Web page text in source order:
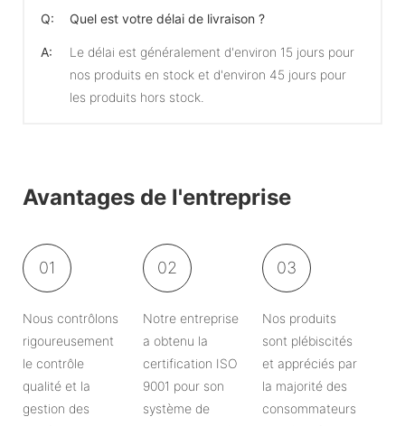
Q: Quel est votre délai de livraison ?
A:
Le délai est généralement d'environ 15 jours pour
nos produits en stock et d'environ 45 jours pour
les produits hors stock.
Avantages de l'entreprise
01
Nous contrôlons
rigoureusement
le contrôle
qualité et la
gestion des
02
Notre entreprise
a obtenu la
certification ISO
9001 pour son
système de
03
Nos produits
sont plébiscités
et appréciés par
la majorité des
consommateurs